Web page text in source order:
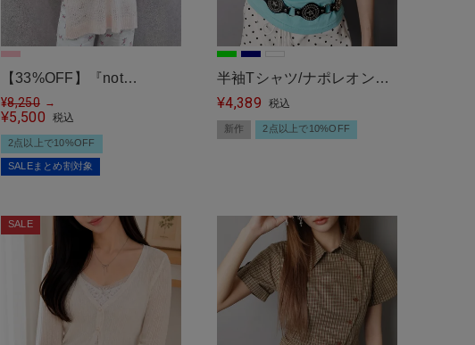
【33%OFF】『not
Flawless』ピンクシアーニ
ット
¥8,250 →
¥5,500 税込
2点以上で10%OFF
SALEまとめ割対象
半袖Tシャツ/ナポレオンボ
タン/#韓国ガーリー
¥4,389 税込
新作 2点以上で10%OFF
SALE